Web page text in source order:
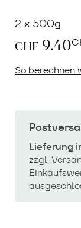
2 x 500g
CHF 9.40
So berechnen
Lieferung
zzgl.